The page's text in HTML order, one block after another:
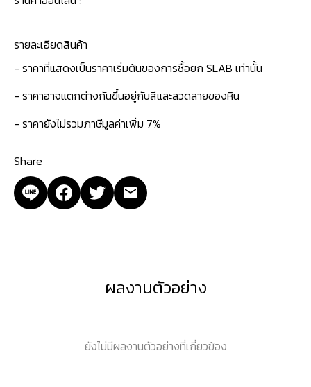
รายละเอียดสินค้า
- ราคาที่แสดงเป็นราคาเริ่มต้นของการซื้อยก SLAB เท่านั้น
- ราคาอาจแตกต่างกันขึ้นอยู่กับสีและลวดลายของหิน
- ราคายังไม่รวมภาษีมูลค่าเพิ่ม 7%
Share
ผลงานตัวอย่าง
ยังไม่มีผลงานตัวอย่างที่เกี่ยวข้อง